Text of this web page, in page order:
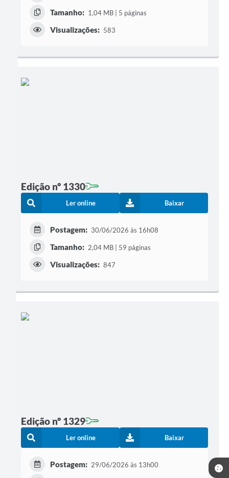
Tamanho: 1,04 MB | 5 páginas
Visualizações: 583
Edição nº 1330
Ler online Baixar
Postagem: 30/06/2026 às 16h08
Tamanho: 2,04 MB | 59 páginas
Visualizações: 847
Edição nº 1329
Ler online Baixar
Postagem: 29/06/2026 às 13h00